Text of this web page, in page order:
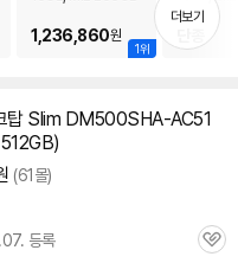
기
1위
1,236,860원
더보기
탑 Slim DM500SHA-AC51
(61몰)
등록
관